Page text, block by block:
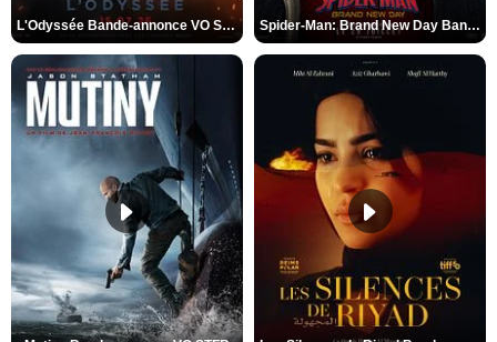
L'Odyssée Bande-annonce VO STFR Spider-Man: Brand New Day Bande-annonce VO STFR